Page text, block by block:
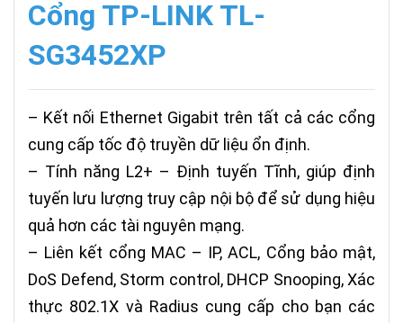
Cổng TP-LINK TL-
SG3452XP
– Kết nối Ethernet Gigabit trên tất cả các cổng
cung cấp tốc độ truyền dữ liệu ổn định.
– Tính năng L2+ – Định tuyến Tĩnh, giúp định
tuyến lưu lượng truy cập nội bộ để sử dụng hiệu
quả hơn các tài nguyên mạng.
– Liên kết cổng MAC – IP, ACL, Cổng bảo mật,
DoS Defend, Storm control, DHCP Snooping, Xác
thực 802.1X và Radius cung cấp cho bạn các